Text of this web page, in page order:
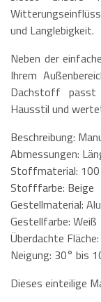
und Langlebigkeit.
Neben der
Ihrem
Dachstoff passt
Hausstil und
Beschreibung:
Abmessungen:
Stoffmaterial: 100
Stofffarbe: Beige
Gestellmaterial:
Gestellfarbe: Weiß
Überdachte Fläche:
Neigung: 30° bis
Dieses einteilige